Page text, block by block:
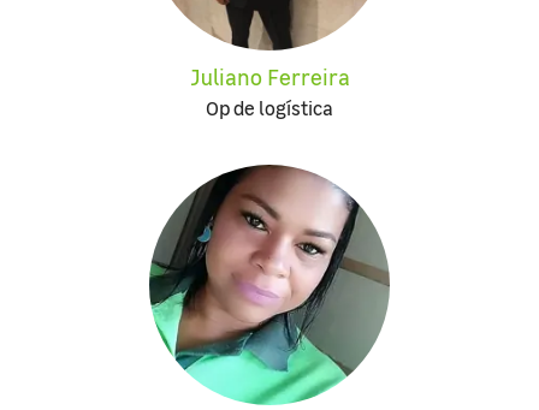
Juliano Ferreira
Op de logística